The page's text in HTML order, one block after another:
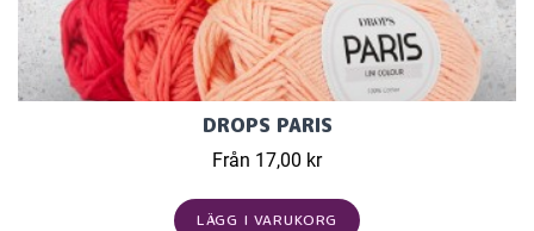
DROPS PARIS
Från 17,00 kr
LÄGG I VARUKORG